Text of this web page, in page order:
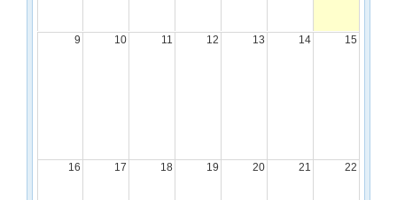
9 10 11 12 13 14 15
16 17 18 19 20 21 22